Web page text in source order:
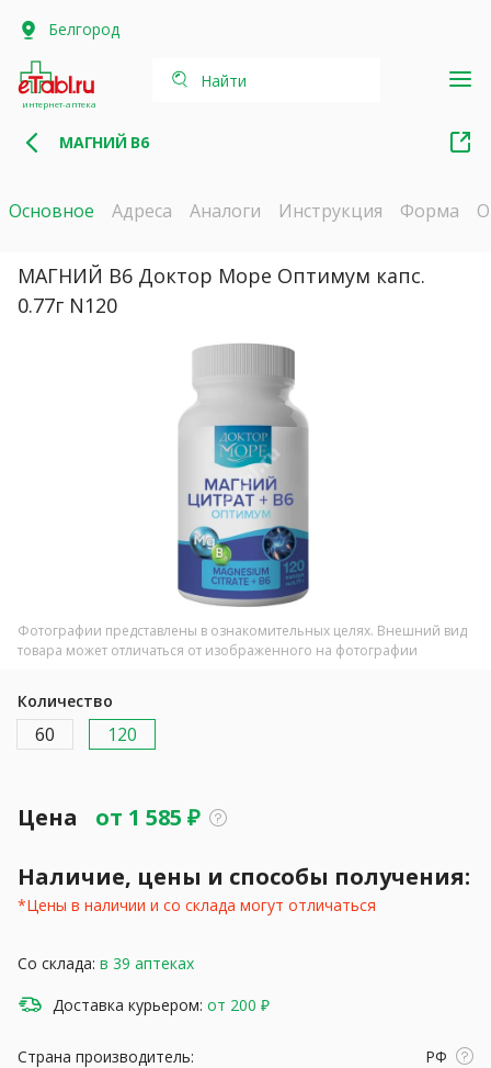
Белгород
интернет-аптека
Найти
МАГНИЙ В6
Основное Адреса Аналоги Инструкция Форма
МАГНИЙ В6 Доктор Море Оптимум капс.
0.77г N120
Фотографии представлены в ознакомительных целях. Внешний вид
товара может отличаться от изображенного на фотографии
Количество
60 120
Цена от 1 585 ₽
Наличие, цены и способы получения:
*Цены в наличии и со склада могут отличаться
Со склада: в 39 аптеках
Доставка курьером: от 200 ₽
Страна производитель:
РФ